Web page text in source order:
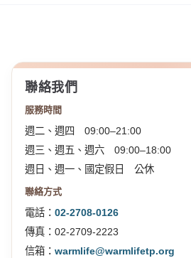
聯絡我們
服務時間
週二、週四 09:00–21:00
週三、週五、週六 09:00–18:00
週日、週一、國定假日 公休
聯絡方式
電話： 02-2708-0126
傳真：02-2709-2223
信箱： warmlife@warmlifetp.org